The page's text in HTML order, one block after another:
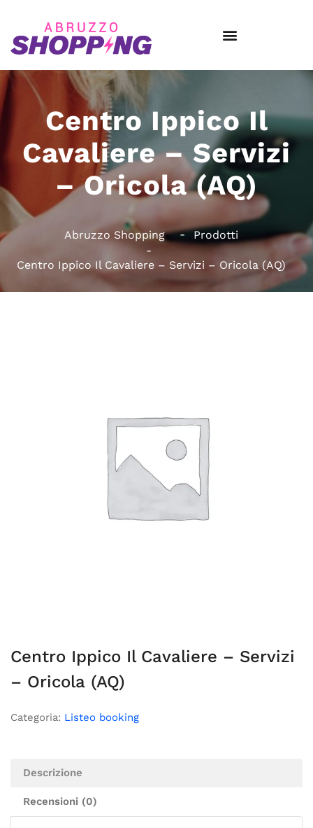
Centro Ippico Il
Cavaliere – Servizi
– Oricola (AQ)
Abruzzo Shopping Prodotti
Centro Ippico Il Cavaliere – Servizi – Oricola (AQ)
Centro Ippico Il Cavaliere – Servizi
– Oricola (AQ)
Categoria: Listeo booking
Descrizione
Recensioni (0)